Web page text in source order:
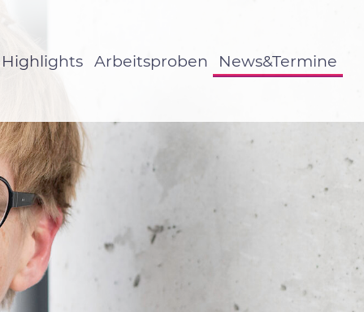
Highlights Arbeitsproben News&Termine